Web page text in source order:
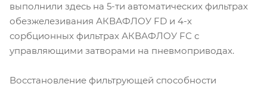
выполнили здесь на 5-ти автоматических фильтрах
обезжелезивания АКВАФЛОУ FD и 4-х
сорбционных фильтрах АКВАФЛОУ FС с
управляющими затворами на пневмоприводах.
Восстановление фильтрующей способности